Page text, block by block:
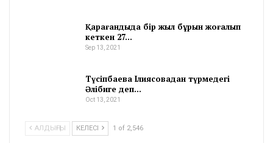
Қарағандыда бір жыл бұрын жоғалып
кеткен 27…
Sep 13, 2021
Түсіпбаева Ілиясовадан түрмедегі
Әлібиге деп…
Oct 13, 2021
АЛДЫҢҒЫ КЕЛЕСІ 1 of 2,546